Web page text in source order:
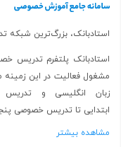
استادبانک، بزرگ‌ترین شبکه
استادبانک پلتفرم تدریس
مشغول فعالیت در این
زبان انگلیسی و تدریس
ابتدایی تا تدریس خصوصی
مشاهده بیشتر